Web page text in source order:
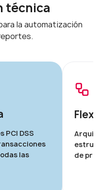
técnica
la automatización
PCI DSS
las
de